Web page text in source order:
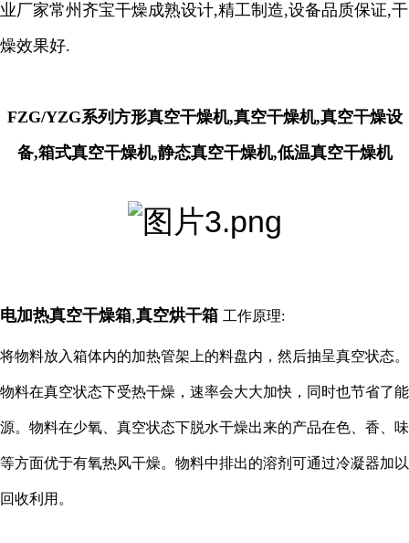
业厂家常州齐宝干燥成熟设计,精工制造,设备品质保证,干
燥效果好.
FZG/YZG系列方形真空干燥机,真空干燥机,真空干燥设
备,箱式真空干燥机,静态真空干燥机,低温真空干燥机
电加热真空干燥箱,真空烘干箱 工作原理:
将物料放入箱体内的加热管架上的料盘内，然后抽呈真空状态。
物料在真空状态下受热干燥，速率会大大加快，同时也节省了能
源。物料在少氧、真空状态下脱水干燥出来的产品在色、香、味
等方面优于有氧热风干燥。物料中排出的溶剂可通过冷凝器加以
回收利用。